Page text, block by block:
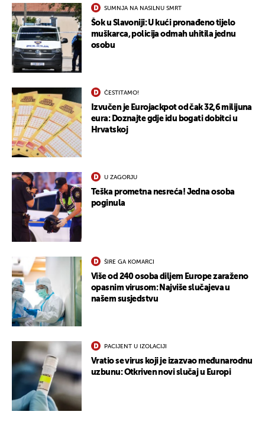
SUMNJA NA NASILNU SMRT
Šok u Slavoniji: U kući pronađeno tijelo
muškarca, policija odmah uhitila jednu
osobu
ČESTITAMO!
Izvučen je Eurojackpot od čak 32,6 milijuna
eura: Doznajte gdje idu bogati dobitci u
Hrvatskoj
U ZAGORJU
Teška prometna nesreća! Jedna osoba
poginula
ŠIRE GA KOMARCI
Više od 240 osoba diljem Europe zaraženo
opasnim virusom: Najviše slučajeva u
našem susjedstvu
PACIJENT U IZOLACIJI
Vratio se virus koji je izazvao međunarodnu
uzbunu: Otkriven novi slučaj u Europi